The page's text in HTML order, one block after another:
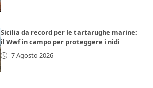
Sicilia da record per le tartarughe marine:
il Wwf in campo per proteggere i nidi
7 Agosto 2026